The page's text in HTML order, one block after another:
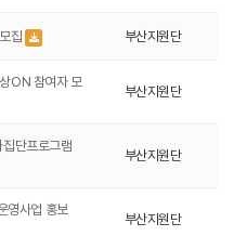
집 부산지원단
ON 참여자 모
부산지원단
단프로그램
부산지원단
영사업 홍보
부산지원단